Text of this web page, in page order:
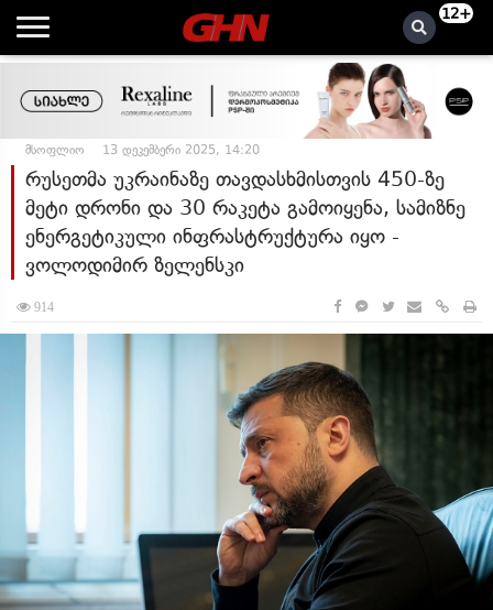
12+
მსოფლიო 13 დეკემბერი 2025, 14:20
რუსეთმა უკრაინაზე თავდასხმისთვის 450-ზე
მეტი დრონი და 30 რაკეტა გამოიყენა, სამიზნე
ენერგეტიკული ინფრასტრუქტურა იყო -
ვოლოდიმირ ზელენსკი
914